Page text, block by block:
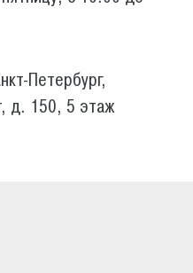
Петербург,
д. 150, 5 этаж